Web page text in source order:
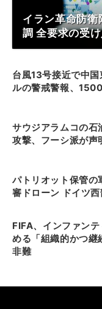
イラン革命防
調 全要求の受
台風13号接近で中
ルの警戒警報、
サウジアラムコの石
攻撃、フーシ派が声
パトリオット保管の
審ドローン ドイツ西
FIFA、インファン
める「組織的かつ継
非難